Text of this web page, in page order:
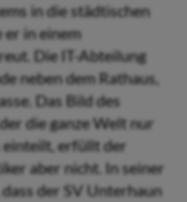
in die städtischen
er in einem
Die IT-Abteilung
neben dem Rathaus,
Das Bild des
die ganze Welt nur
einteilt, erfüllt der
aber nicht. In seiner
der SV Unterhaun